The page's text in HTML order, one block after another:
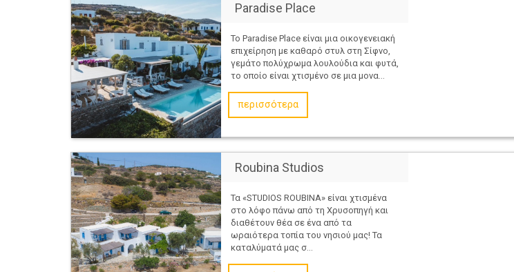
Paradise Place
Το Paradise Place είναι μια οικογενειακή
επιχείρηση με καθαρό στυλ στη Σίφνο,
γεμάτο πολύχρωμα λουλούδια και φυτά,
το οποίο είναι χτισμένο σε μια μονα...
περισσότερα
Roubina Studios
Τα «STUDIOS ROUBINA» είναι χτισμένα
στο λόφο πάνω από τη Χρυσοπηγή και
διαθέτουν θέα σε ένα από τα
ωραιότερα τοπία του νησιού μας! Τα
καταλύματά μας σ...